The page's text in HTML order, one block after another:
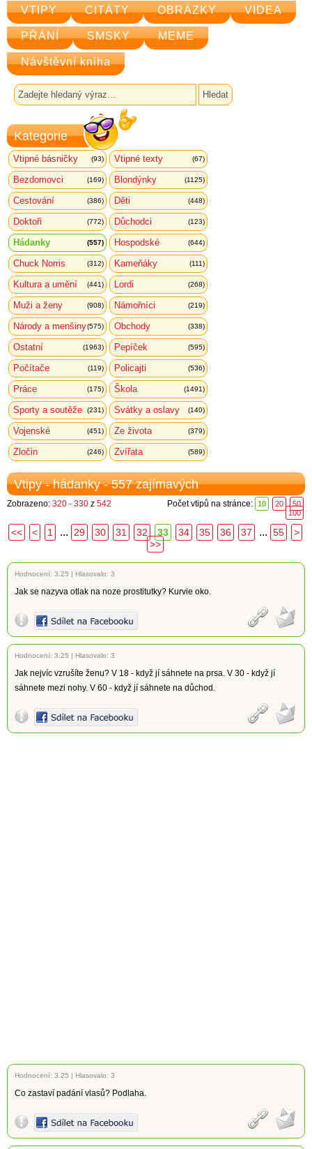
VTIPY CITÁTY OBRÁZKY VIDEA
PŘÁNÍ SMSKY MEME
Návštěvní kniha
Kategorie
Vtipné básničky (93) Vtipné texty (67)
Bezdomovci (169) Blondýnky (1125)
Cestování (386) Děti (448)
Doktoři (772) Důchodci (123)
Hádanky (557) Hospodské (644)
Chuck Norris (312) Kameňáky (111)
Kultura a umění (441) Lordi (268)
Muži a ženy (908) Námořníci (219)
Národy a menšiny(575) Obchody (338)
Ostatní (1963) Pepíček (595)
Počítače (119) Policajti (536)
Práce (175) Škola (1491)
Sporty a soutěže (231) Svátky a oslavy (140)
Vojenské (451) Ze života (379)
Zločin (246) Zvířata (589)
Vtipy - hádanky - 557 zajímavých
Zobrazeno: 320 - 330 z 542 Počet vtipů na stránce: 10 20
50
100
<< < 1 ... 29 30 31 32 33 34 35 36 37 ... 55
>
>>
Hodnocení: 3.25 | Hlasovalo: 3
Jak se nazyva otlak na noze prostitutky? Kurvie oko.
Hodnocení: 3.25 | Hlasovalo: 3
Jak nejvíc vzrušíte ženu? V 18 - když jí sáhnete na prsa. V 30 - když jí
sáhnete mezi nohy. V 60 - když jí sáhnete na důchod.
Hodnocení: 3.25 | Hlasovalo: 3
Co zastaví padání vlasů? Podlaha.